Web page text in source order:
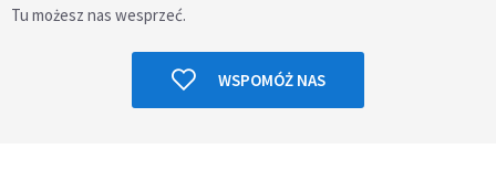
Tu możesz nas wesprzeć.
WSPOMÓŻ NAS